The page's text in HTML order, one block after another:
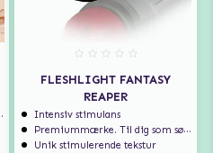
FLESHLIGHT FANTASY
REAPER
Intensiv stimulans
Premiummærke. Til dig som søger ekstra høj kvalitet.
Unik stimulerende tekstur